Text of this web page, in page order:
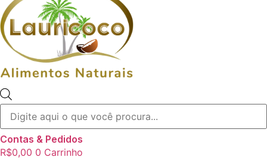
produtos
Contas & Pedidos
R$0,00 0 Carrinho